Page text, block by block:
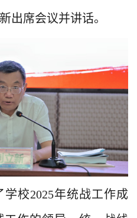
出席会议并讲话。
学校2025年统战工作成